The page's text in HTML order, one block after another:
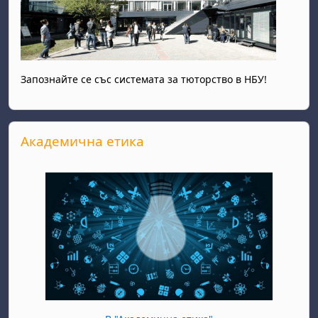
Запознайте се със системата за тюторство в НБУ!
Salta Академична етика
Академична етика